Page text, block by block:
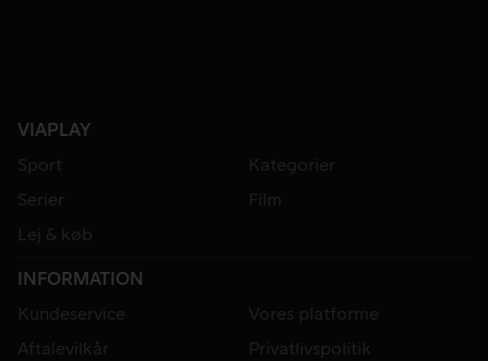
VIAPLAY
Sport
Kategorier
Serier
Film
Lej & køb
INFORMATION
Kundeservice
Vores platforme
Aftalevilkår
Privatlivspolitik